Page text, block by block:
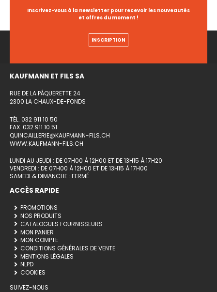
Inscrivez-vous à la newsletter pour recevoir les nouveautés
et offres du moment !
INSCRIPTION
KAUFMANN ET FILS SA
RUE DE LA PÂQUERETTE 24
2300 LA CHAUX-DE-FONDS
TÉL. 032 911 10 50
FAX. 032 911 10 51
QUINCAILLERIE@KAUFMANN-FILS.CH
WWW.KAUFMANN-FILS.CH
LUNDI AU JEUDI : DE 07H00 À 12H00 ET DE 13H15 À 17H20
VENDREDI : DE 07H00 À 12H00 ET DE 13H15 À 17H00
SAMEDI & DIMANCHE : FERMÉ
ACCÈS RAPIDE
PROMOTIONS
NOS PRODUITS
CATALOGUES FOURNISSEURS
MON PANIER
MON COMPTE
CONDITIONS GÉNÉRALES DE VENTE
MENTIONS LÉGALES
NLPD
COOKIES
SUIVEZ-NOUS